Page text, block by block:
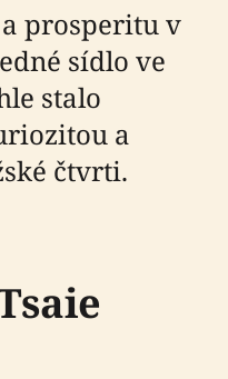
prosperitu v
sídlo ve
stalo
a
čtvrti.